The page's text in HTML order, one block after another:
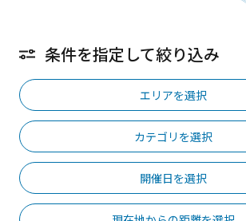
条件を指定して絞り込み
エリアを選択
カテゴリを選択
開催日を選択